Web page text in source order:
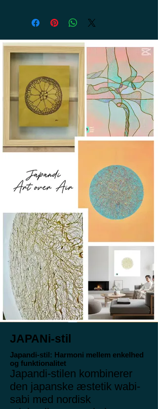
JAPANi-stil
Japandi-stil: Harmoni mellem enkelhed
og funktionalitet
Japandi-stilen kombinerer
den japanske æstetik wabi-
sabi med nordisk